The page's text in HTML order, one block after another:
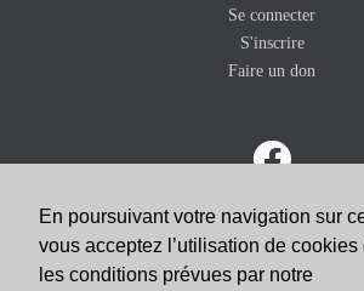
En poursuivant votre navigation sur
vous acceptez l’utilisation de cookies
les conditions prévues par notre
Se connecter
S'inscrire
Faire un don
ABONNEZ-VOUS